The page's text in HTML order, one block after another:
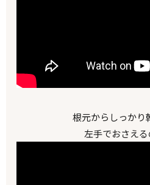
根元からしっかり
左手でおさえ